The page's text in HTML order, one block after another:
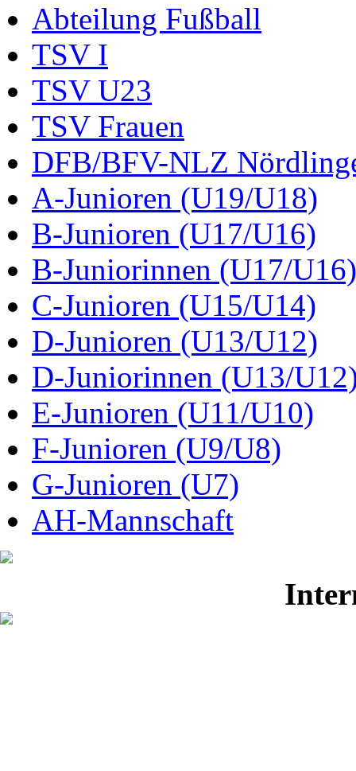
Abteilung Fußball
TSV I
TSV U23
TSV Frauen
DFB/BFV-NLZ
A-Junioren (U19/U18)
B-Junioren (U17/U16)
B-Juniorinnen (U17/U16)
C-Junioren (U15/U14)
D-Junioren (U13/U12)
D-Juniorinnen (U13/
E-Junioren (U11/U10)
F-Junioren (U9/U8)
G-Junioren (U7)
AH-Mannschaft